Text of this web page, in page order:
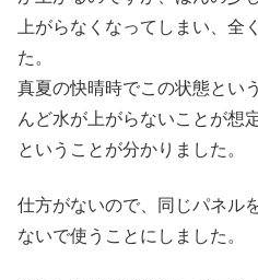
上がらなくなってしまい、全
た。
真夏の快晴時でこの状態とい
んど水が上がらないことが想
ということが分かりました。
仕方がないので、同じパネル
ないで使うことにしました。